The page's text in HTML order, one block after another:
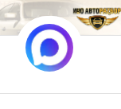
Перейти
к
содержимому